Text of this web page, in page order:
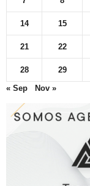
14 15
21 22
28 29
« Sep
Nov »